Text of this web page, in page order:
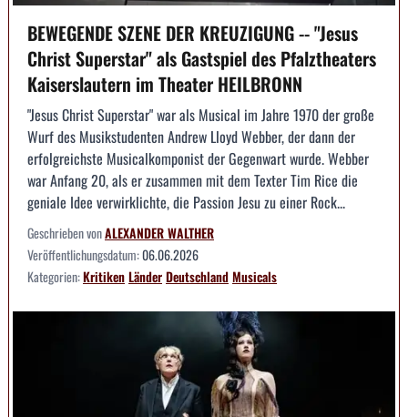
BEWEGENDE SZENE DER KREUZIGUNG -- "Jesus
Christ Superstar" als Gastspiel des Pfalztheaters
Kaiserslautern im Theater HEILBRONN
"Jesus Christ Superstar" war als Musical im Jahre 1970 der große
Wurf des Musikstudenten Andrew Lloyd Webber, der dann der
erfolgreichste Musicalkomponist der Gegenwart wurde. Webber
war Anfang 20, als er zusammen mit dem Texter Tim Rice die
geniale Idee verwirklichte, die Passion Jesu zu einer Rock...
Geschrieben vonALEXANDER WALTHER
Veröffentlichungsdatum:06.06.2026
Kategorien:KritikenLänderDeutschlandMusicals